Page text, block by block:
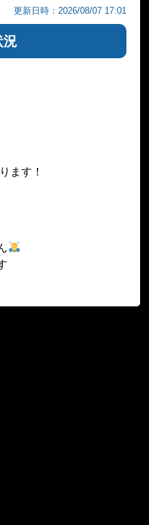
更新日時：2026/08/07 17:01
況
ます！